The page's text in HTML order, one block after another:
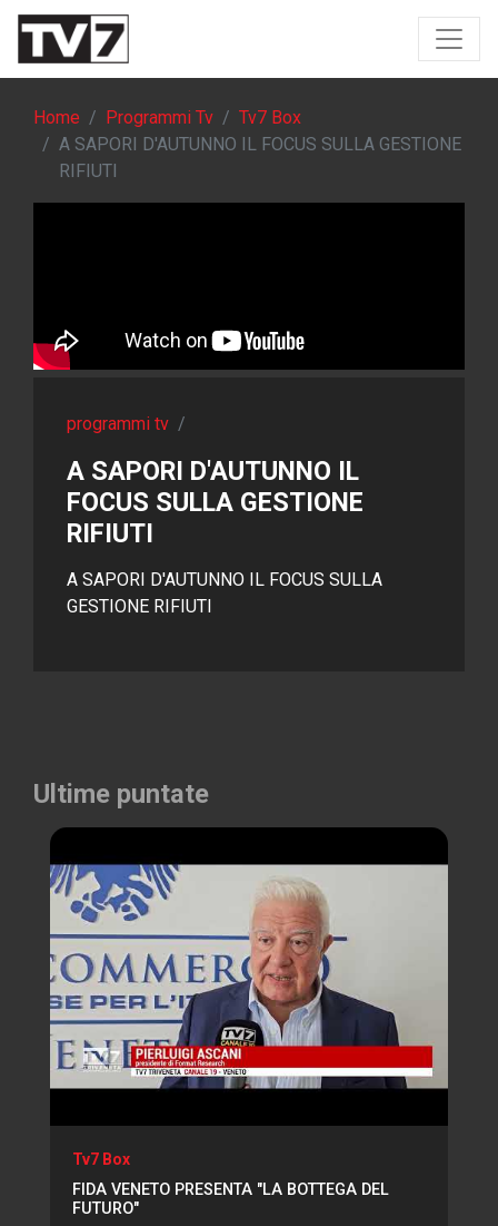
Home Programmi Tv
Tv7 Box
A SAPORI D'AUTUNNO IL FOCUS SULLA GESTIONE
RIFIUTI
programmi tv /
A SAPORI D'AUTUNNO IL
FOCUS SULLA GESTIONE
RIFIUTI
A SAPORI D'AUTUNNO IL FOCUS SULLA
GESTIONE RIFIUTI
Ultime puntate
Tv7 Box
FIDA VENETO PRESENTA "LA BOTTEGA DEL
FUTURO"